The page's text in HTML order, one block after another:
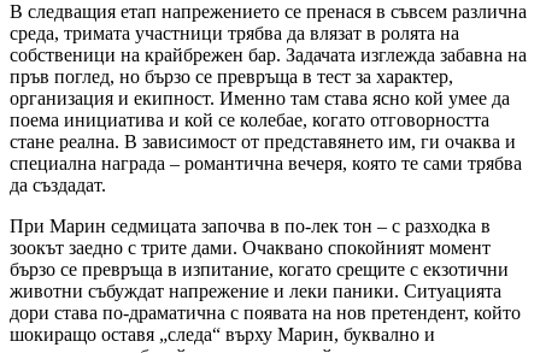
В следващия етап напрежението се пренася в съвсем различна
среда, тримата участници трябва да влязат в ролята на
собственици на крайбрежен бар. Задачата изглежда забавна на
пръв поглед, но бързо се превръща в тест за характер,
организация и екипност. Именно там става ясно кой умее да
поема инициатива и кой се колебае, когато отговорността
стане реална. В зависимост от представянето им, ги очаква и
специална награда – романтична вечеря, която те сами трябва
да създадат.
При Марин седмицата започва в по-лек тон – с разходка в
зоокът заедно с трите дами. Очаквано спокойният момент
бързо се превръща в изпитание, когато срещите с екзотични
животни събуждат напрежение и леки паники. Ситуацията
дори става по-драматична с появата на нов претендент, който
шокиращо оставя „следа“ върху Марин, буквално и